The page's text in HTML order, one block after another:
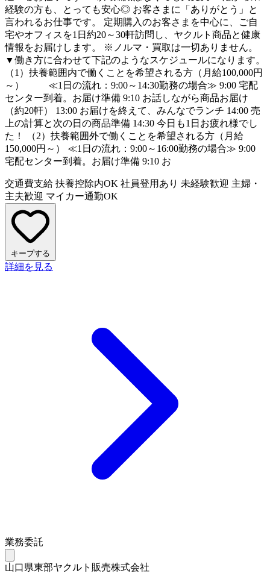
経験の方も、とっても安心◎ お客さまに「ありがとう」と
言われるお仕事です。 定期購入のお客さまを中心に、ご自
宅やオフィスを1日約20～30軒訪問し、ヤクルト商品と健康
情報をお届けします。 ※ノルマ・買取は一切ありません。
▼働き方に合わせて下記のようなスケジュールになります。
（1）扶養範囲内で働くことを希望される方（月給100,000円
～） ≪1日の流れ：9:00～14:30勤務の場合≫ 9:00 宅配
センター到着。お届け準備 9:10 お話しながら商品お届け
（約20軒） 13:00 お届けを終えて、みんなでランチ 14:00 売
上の計算と次の日の商品準備 14:30 今日も1日お疲れ様でし
た！ （2）扶養範囲外で働くことを希望される方（月給
150,000円～） ≪1日の流れ：9:00～16:00勤務の場合≫ 9:00
宅配センター到着。お届け準備 9:10 お
交通費支給 扶養控除内OK 社員登用あり 未経験歓迎 主婦・
主夫歓迎 マイカー通勤OK
キープする
詳細を見る
業務委託
山口県東部ヤクルト販売株式会社